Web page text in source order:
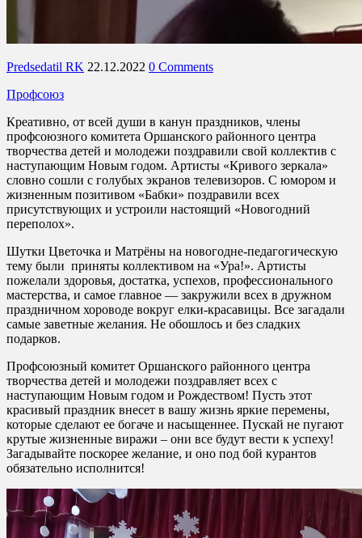
Predsedatil RK 22.12.2022 0 Comments
Профсоюз
Креативно, от всей души в канун праздников, члены
профсоюзного комитета Оршанского районного центра
творчества детей и молодежи поздравили свой коллектив с
наступающим Новым годом. Артисты «Кривого зеркала»
словно сошли с голубых экранов телевизоров. С юмором и
жизненным позитивом «Бабки» поздравили всех
присутствующих и устроили настоящий «Новогодний
переполох».
Шутки Цветочка и Матрёны на новогодне-педагогическую
тему были приняты коллективом на «Ура!». Артисты
пожелали здоровья, достатка, успехов, профессионального
мастерства, и самое главное — закружили всех в дружном
праздничном хороводе вокруг елки-красавицы. Все загадали
самые заветные желания. Не обошлось и без сладких
подарков.
Профсоюзный комитет Оршанского районного центра
творчества детей и молодежи поздравляет всех с
наступающим Новым годом и Рождеством! Пусть этот
красивый праздник внесет в вашу жизнь яркие перемены,
которые сделают ее богаче и насыщеннее. Пускай не пугают
крутые жизненные виражи – они все будут вести к успеху!
Загадывайте поскорее желание, и оно под бой курантов
обязательно исполнится!